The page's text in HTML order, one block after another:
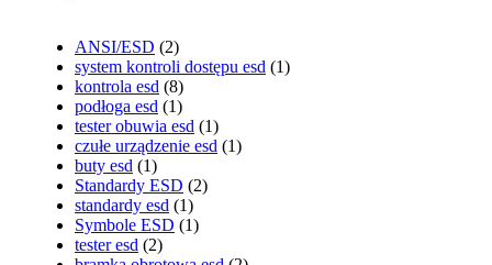
ANSI/ESD (2)
system kontroli dostępu esd (1)
kontrola esd (8)
podłoga esd (1)
tester obuwia esd (1)
czułe urządzenie esd (1)
buty esd (1)
Standardy ESD (2)
standardy esd (1)
Symbole ESD (1)
tester esd (2)